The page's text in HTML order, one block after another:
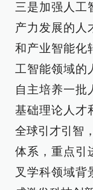
三是加强人工
产力发展的人
和产业智能化
工智能领域的
自主培养一批
基础理论人才
全球引才引智
体系，重点引
叉学科领域背